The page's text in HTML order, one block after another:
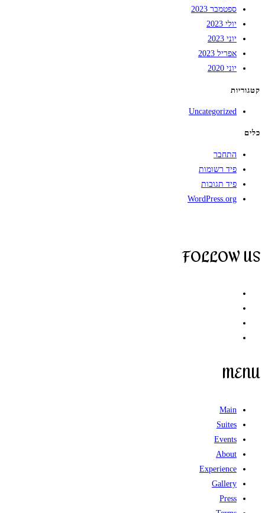
ספטמבר 2023
יולי 2023
יוני 2023
אפריל 2023
יוני 2020
קטגוריות
Uncategorized
כלים
התחבר
פיד רשומות
פיד תגובות
WordPress.org
FOLLOW US
MENU
Main
Suites
Events
About
Experience
Gallery
Press